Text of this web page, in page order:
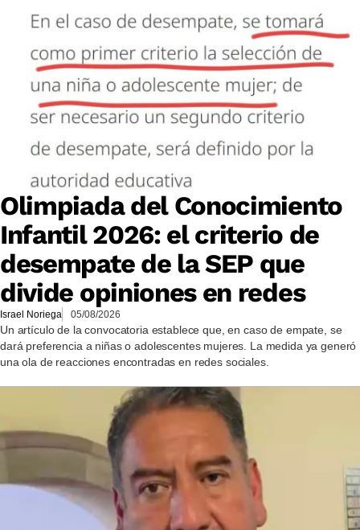
Olimpiada del Conocimiento
Infantil 2026: el criterio de
desempate de la SEP que
divide opiniones en redes
Israel Noriega 05/08/2026
Un artículo de la convocatoria establece que, en caso de empate, se
dará preferencia a niñas o adolescentes mujeres. La medida ya generó
una ola de reacciones encontradas en redes sociales.